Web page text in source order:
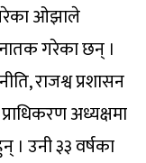
गरेका ओझाले
गरेका छन् ।
राजश्व प्रशासन
अध्यक्षमा
उनी ३३ वर्षका